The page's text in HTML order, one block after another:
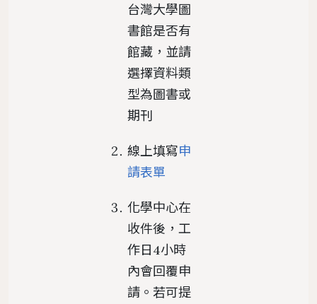
台灣大學圖
書館是否有
館藏，並請
選擇資料類
型為圖書或
期刊
線上填寫申
請表單
化學中心在
收件後，工
作日4小時
內會回覆申
請。若可提